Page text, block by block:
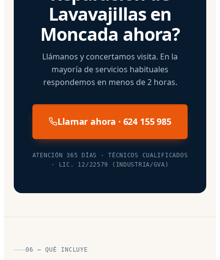
Lavavajillas en
Moncada ahora?
Llámanos y concertamos visita. En la
mayoría de servicios habituales
respondemos en menos de 2 horas.
Llamar ahora · 624 155 985
ATENCIÓN 365 DÍAS · TÉCNICOS CUALIFICADOS
· LIC. 12/22579 (INDUSTRIA/GVA)
06 — QUÉ INCLUYE